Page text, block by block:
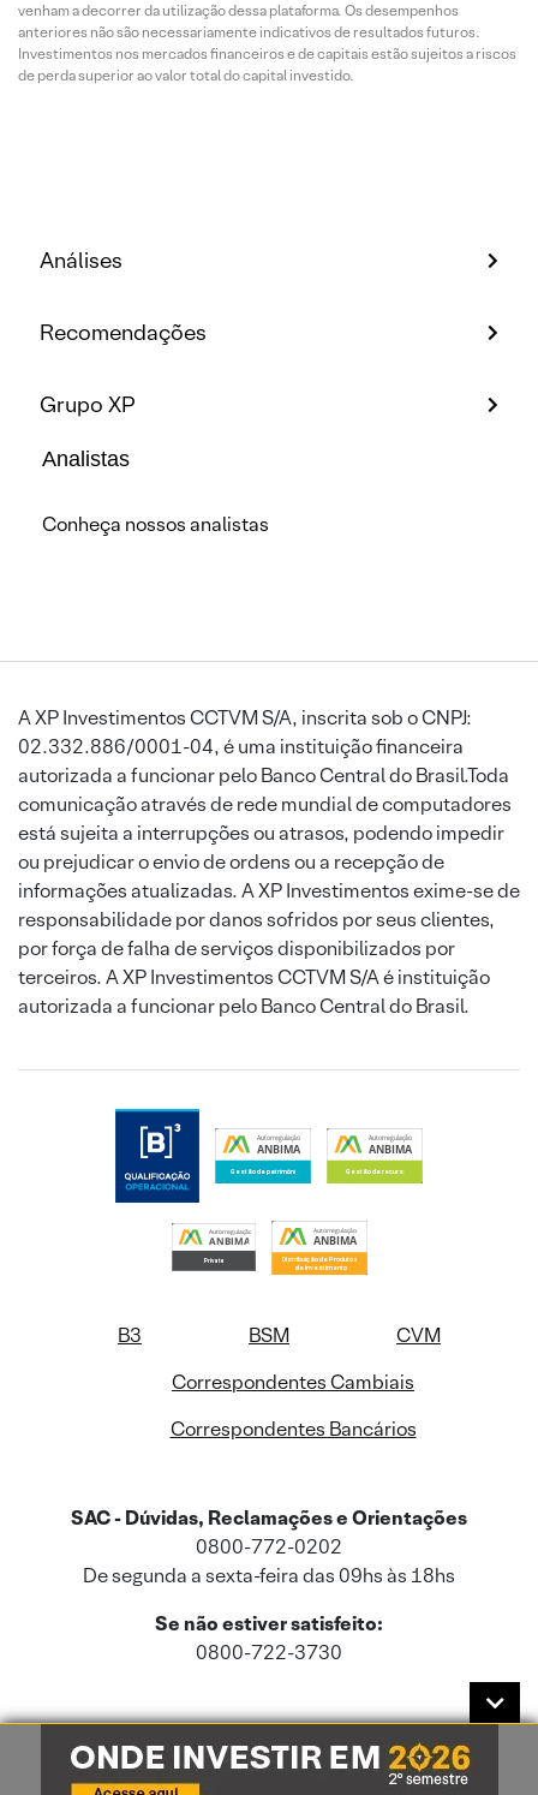
venham a decorrer da utilização dessa plataforma. Os desempenhos
anteriores não são necessariamente indicativos de resultados futuros.
Investimentos nos mercados financeiros e de capitais estão sujeitos a riscos
de perda superior ao valor total do capital investido.
Análises
Recomendações
Grupo XP
Analistas
Conheça nossos analistas
A XP Investimentos CCTVM S/A, inscrita sob o CNPJ:
02.332.886/0001-04, é uma instituição financeira
autorizada a funcionar pelo Banco Central do Brasil.Toda
comunicação através de rede mundial de computadores
está sujeita a interrupções ou atrasos, podendo impedir
ou prejudicar o envio de ordens ou a recepção de
informações atualizadas. A XP Investimentos exime-se de
responsabilidade por danos sofridos por seus clientes,
por força de falha de serviços disponibilizados por
terceiros. A XP Investimentos CCTVM S/A é instituição
autorizada a funcionar pelo Banco Central do Brasil.
B3 BSM
CVM
Correspondentes Cambiais
Correspondentes Bancários
SAC - Dúvidas, Reclamações e Orientações
0800-772-0202
De segunda a sexta-feira das 09hs às 18hs
Se não estiver satisfeito:
0800-722-3730
Este site usa cookies e dados pessoais de acordo com a nossaPolítica de
Cookies
e a nossaPolítica de Privacidade.